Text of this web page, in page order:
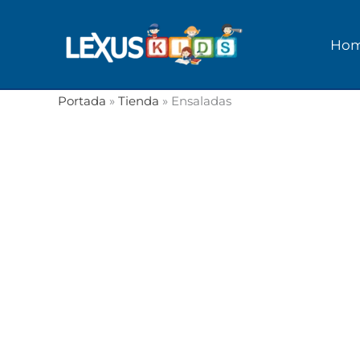
Portada » Tienda » Ensaladas